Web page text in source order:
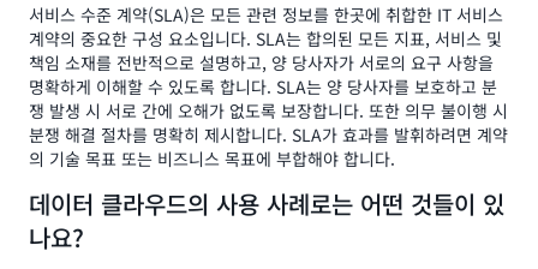
서비스 수준 계약(SLA)은 모든 관련 정보를 한곳에 취합한 IT 서비스
계약의 중요한 구성 요소입니다. SLA는 합의된 모든 지표, 서비스 및
책임 소재를 전반적으로 설명하고, 양 당사자가 서로의 요구 사항을
명확하게 이해할 수 있도록 합니다. SLA는 양 당사자를 보호하고 분
쟁 발생 시 서로 간에 오해가 없도록 보장합니다. 또한 의무 불이행 시
분쟁 해결 절차를 명확히 제시합니다. SLA가 효과를 발휘하려면 계약
의 기술 목표 또는 비즈니스 목표에 부합해야 합니다.
데이터 클라우드의 사용 사례로는 어떤 것들이 있
나요?